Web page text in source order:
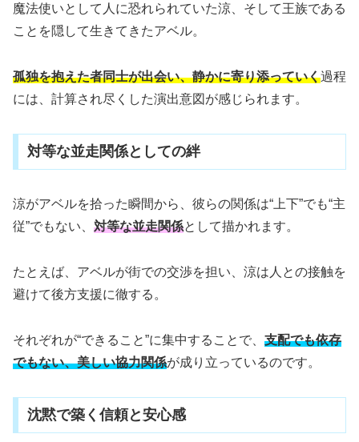
魔法使いとして人に恐れられていた涼、そして王族である
ことを隠して生きてきたアベル。
孤独を抱えた者同士が出会い、静かに寄り添っていく過程
には、計算され尽くした演出意図が感じられます。
対等な並走関係としての絆
涼がアベルを拾った瞬間から、彼らの関係は“上下”でも“主
従”でもない、 対等な並走関係として描かれます。
たとえば、アベルが街での交渉を担い、涼は人との接触を
避けて後方支援に徹する。
それぞれが“できること”に集中することで、 支配でも依存
でもない、美しい協力関係が成り立っているのです。
沈黙で築く信頼と安心感